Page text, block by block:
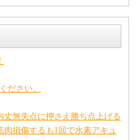
ださい。
丈無失点に押さえ勝ち点上げる
損傷するも1回で水素アキュ